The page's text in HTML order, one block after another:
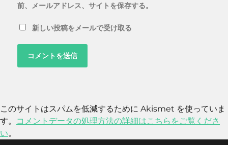
前、メールアドレス、サイトを保存する。
新しい投稿をメールで受け取る
このサイトはスパムを低減するために Akismet を使っていま
す。
コメントデータの処理方法の詳細はこちらをご覧くださ
い。